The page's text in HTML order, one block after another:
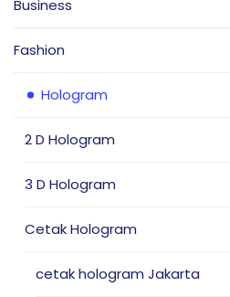
Business
Fashion
Hologram
2 D Hologram
3 D Hologram
Cetak Hologram
cetak hologram Jakarta